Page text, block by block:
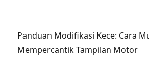
Panduan Modifikasi Kece: Cara
Mempercantik Tampilan Motor